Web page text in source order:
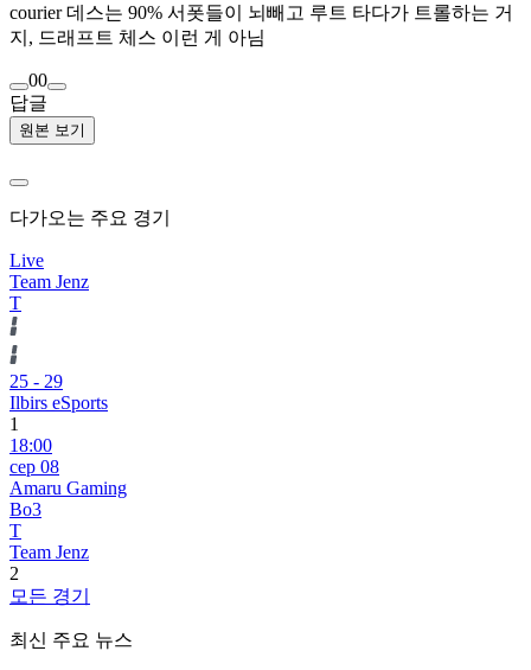
courier 데스는 90% 서폿들이 뇌빼고 루트 타다가 트롤하는 거
지, 드래프트 체스 이런 게 아님
00
답글
원본 보기
다가오는 주요 경기
Live
Team Jenz
T
25 - 29
Ilbirs eSports
1
18:00
сер 08
Amaru Gaming
Bo3
T
Team Jenz
2
모든 경기
최신 주요 뉴스